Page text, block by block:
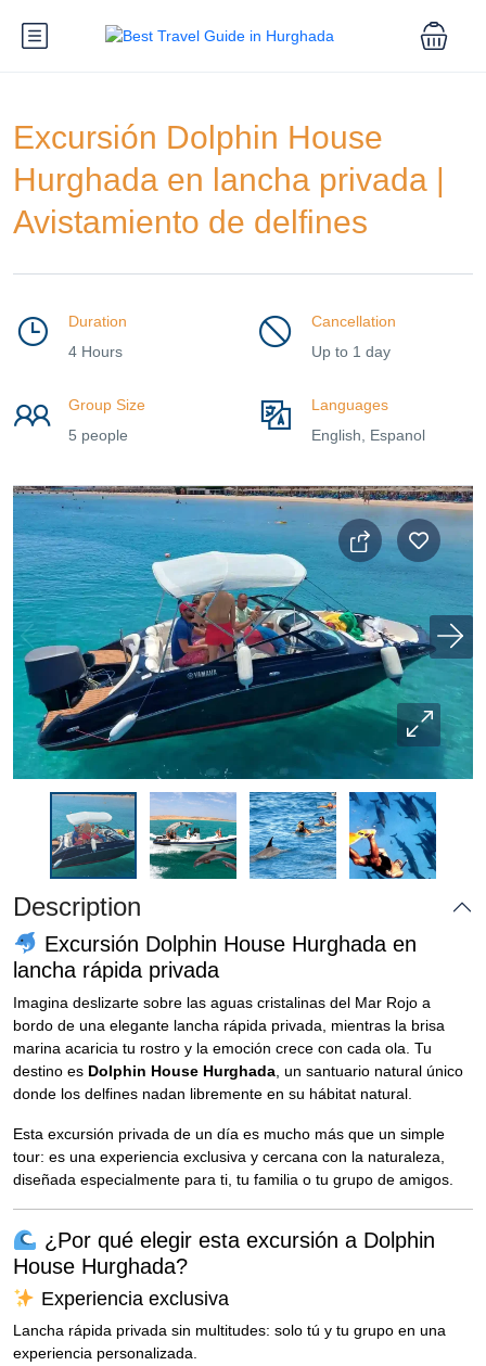
Excursión Dolphin House
Hurghada en lancha privada |
Avistamiento de delfines
Duration
4 Hours
Cancellation
Up to 1 day
Group Size
5 people
Languages
English, Espanol
Description
Excursión Dolphin House Hurghada en
lancha rápida privada
Imagina deslizarte sobre las aguas cristalinas del Mar Rojo a
bordo de una elegante lancha rápida privada, mientras la brisa
marina acaricia tu rostro y la emoción crece con cada ola. Tu
destino es Dolphin House Hurghada , un santuario natural único
donde los delfines nadan libremente en su hábitat natural.
Esta excursión privada de un día es mucho más que un simple
tour: es una experiencia exclusiva y cercana con la naturaleza,
diseñada especialmente para ti, tu familia o tu grupo de amigos.
¿Por qué elegir esta excursión a Dolphin
House Hurghada?
Experiencia exclusiva
Lancha rápida privada sin multitudes: solo tú y tu grupo en una
experiencia personalizada.